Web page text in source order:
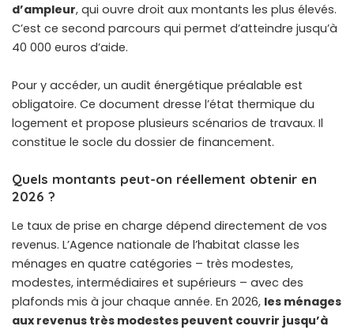
d’ampleur, qui ouvre droit aux montants les plus élevés.
C’est ce second parcours qui permet d’atteindre jusqu’à
40 000 euros d’aide.
Pour y accéder, un audit énergétique préalable est
obligatoire. Ce document dresse l’état thermique du
logement et propose plusieurs scénarios de travaux. Il
constitue le socle du dossier de financement.
Quels montants peut-on réellement obtenir en
2026 ?
Le taux de prise en charge dépend directement de vos
revenus. L’Agence nationale de l’habitat classe les
ménages en quatre catégories – très modestes,
modestes, intermédiaires et supérieurs – avec des
plafonds mis à jour chaque année. En 2026, les ménages
aux revenus très modestes peuvent couvrir jusqu’à